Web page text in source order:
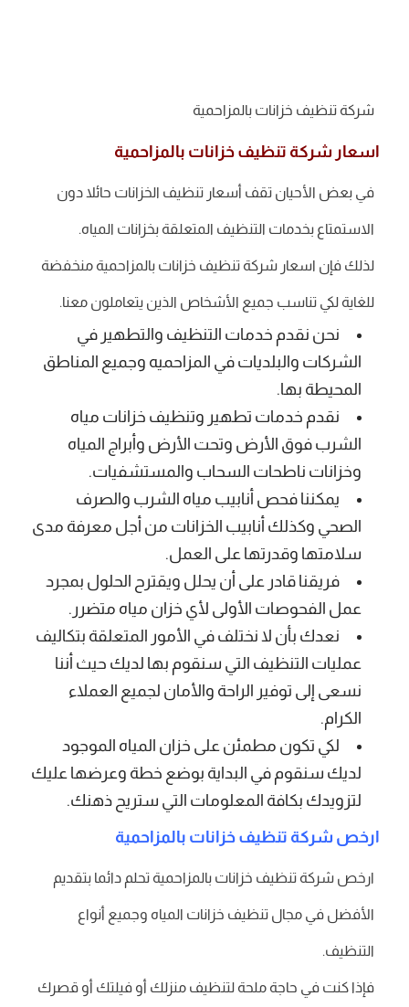
شركة تنظيف خزانات بالمزاحمية
اسعار شركة تنظيف خزانات بالمزاحمية
في بعض الأحيان تقف أسعار تنظيف الخزانات حائلا دون
الاستمتاع بخدمات التنظيف المتعلقة بخزانات المياه.
لذلك فإن اسعار شركة تنظيف خزانات بالمزاحمية منخفضة
للغاية لكي تناسب جميع الأشخاص الذين يتعاملون معنا.
نحن نقدم خدمات التنظيف والتطهير في
الشركات والبلديات في المزاحميه وجميع المناطق
المحيطة بها.
نقدم خدمات تطهير وتنظيف خزانات مياه
الشرب فوق الأرض وتحت الأرض وأبراج المياه
وخزانات ناطحات السحاب والمستشفيات.
يمكننا فحص أنابيب مياه الشرب والصرف
الصحي وكذلك أنابيب الخزانات من أجل معرفة مدى
سلامتها وقدرتها على العمل.
فريقنا قادر على أن يحلل ويقترح الحلول بمجرد
عمل الفحوصات الأولى لأي خزان مياه متضرر.
نعدك بأن لا نختلف في الأمور المتعلقة بتكاليف
عمليات التنظيف التي سنقوم بها لديك حيث أننا
نسعى إلى توفير الراحة والأمان لجميع العملاء
الكرام.
لكي تكون مطمئن على خزان المياه الموجود
لديك سنقوم في البداية بوضع خطة وعرضها عليك
لتزويدك بكافة المعلومات التي ستريح ذهنك.
ارخص شركة تنظيف خزانات بالمزاحمية
ارخص شركة تنظيف خزانات بالمزاحمية تحلم دائما بتقديم
الأفضل في مجال تنظيف خزانات المياه وجميع أنواع
التنظيف.
فإذا كنت في حاجة ملحة لتنظيف منزلك أو فيلتك أو قصرك